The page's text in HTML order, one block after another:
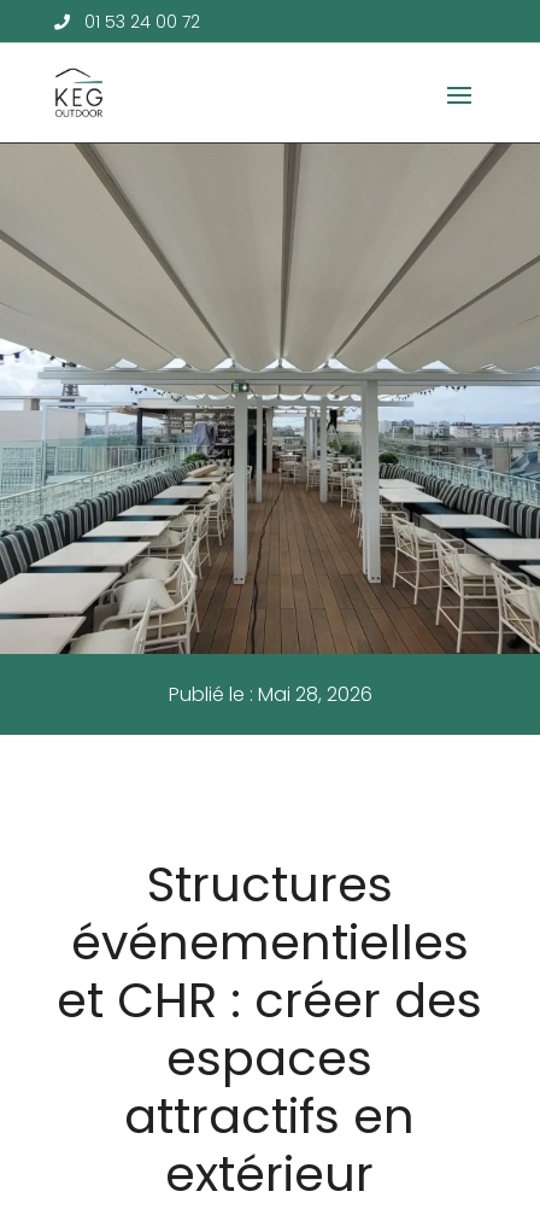
 01 53 24 00 72
Publié le : Mai 28, 2026
Structures
événementielles
et CHR : créer des
espaces
attractifs en
extérieur